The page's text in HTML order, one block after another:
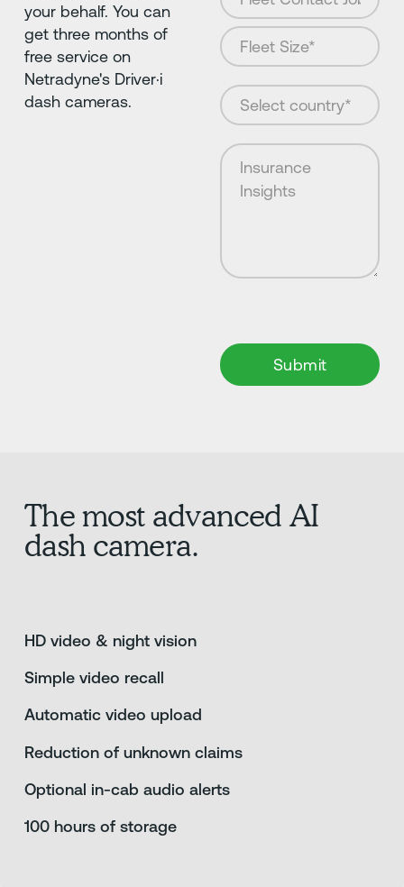
your behalf. You can
get three months of
free service on
Netradyne's Driver·i
dash cameras.
The most advanced AI
dash camera.
HD video & night vision
Simple video recall
Automatic video upload
Reduction of unknown claims
Optional in-cab audio alerts
100 hours of storage